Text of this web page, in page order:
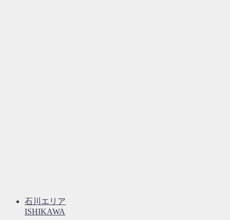
石川エリア
ISHIKAWA